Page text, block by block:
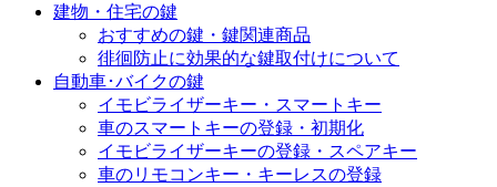
建物・住宅の鍵
おすすめの鍵・鍵関連商品
徘徊防止に効果的な鍵取付けについて
自動車･バイクの鍵
イモビライザーキー・スマートキー
車のスマートキーの登録・初期化
イモビライザーキーの登録・スペアキー
車のリモコンキー・キーレスの登録